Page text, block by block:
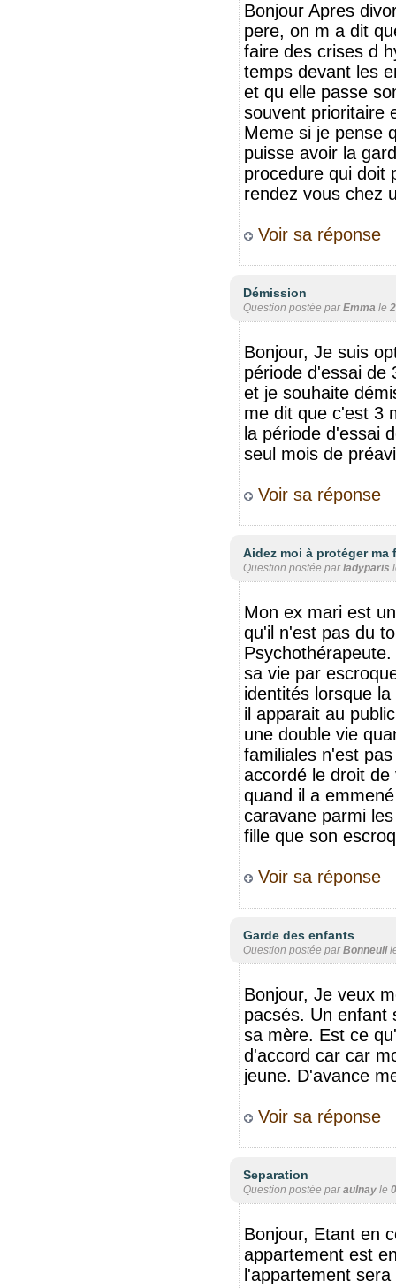
Bonjour Apres
pere, on m a dit
faire des crises d
temps devant les
et qu elle passe
souvent prioritaire
Meme si je pense
puisse avoir la
procedure qui doit
rendez vous chez
Voir sa réponse
Démission
Question postée parEmma le
Bonjour, Je suis
période d'essai de
et je souhaite
me dit que c'est 3
la période d'essai
seul mois de
Voir sa réponse
Aidez moi à protéger
Question postée parladyparis
Mon ex mari est
qu'il n'est pas du
sa vie par
identités lorsque
il apparait au
une double vie
familiales n'est
accordé le droit
quand il a
caravane parmi
fille que son
Voir sa réponse
Garde des enfants
Question postée parBonneuil
Bonjour, Je veux
pacsés. Un enfant
sa mère. Est ce
d'accord car car
jeune. D'avance
Voir sa réponse
Separation
Question postée paraulnay le
Bonjour, Etant en
appartement est
l'appartement